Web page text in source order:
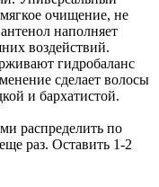
очищение, не
наполняет
воздействий.
гидробаланс
сделает волосы
и бархатистой.
распределить по
раз. Оставить 1-2